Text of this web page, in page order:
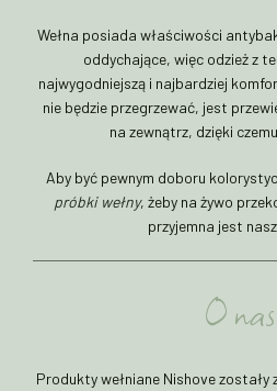
Wełna posiada właściwości
oddychające, więc odzież z
najwygodniejszą i najbardziej
nie będzie przegrzewać, jest
na zewnątrz, dzięki
Aby być pewnym doboru
próbki wełny, żeby na żywo
przyjemna jest
O
Produkty wełniane Nishove